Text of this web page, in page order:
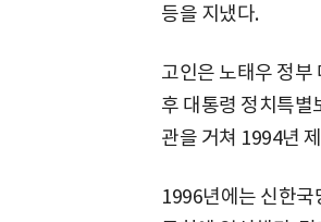
등을 지냈다.
고인은 노태우 정부
후 대통령 정치특별
관을 거쳐 1994년
1996년에는 신한